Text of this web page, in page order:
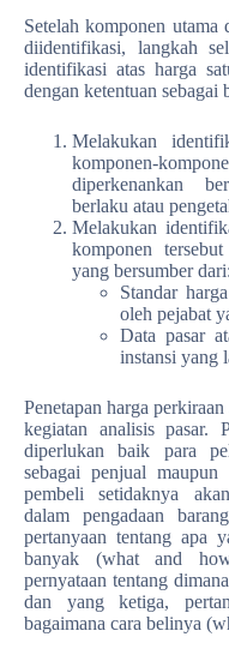
Setelah komponen utama
diidentifikasi, langkah
identifikasi atas harga
dengan ketentuan sebagai
Melakukan
komponen-
diperkenankan
berlaku atau
Melakukan
komponen
yang bersumber dari:
Standar
oleh pejabat
Data pasar
instansi yang
Penetapan harga
kegiatan analisis pasar.
diperlukan baik para
sebagai penjual
pembeli setidaknya
dalam pengadaan
pertanyaan tentang apa
banyak (what and
pernyataan tentang
dan yang ketiga,
bagaimana cara belinya